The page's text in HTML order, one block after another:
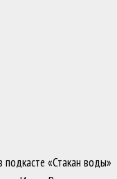
подкасте «Стакан воды»